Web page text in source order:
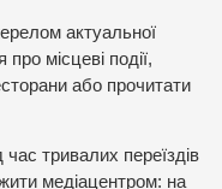
актуальної
місцеві події,
або прочитати
тривалих переїздів
медіацентром: на